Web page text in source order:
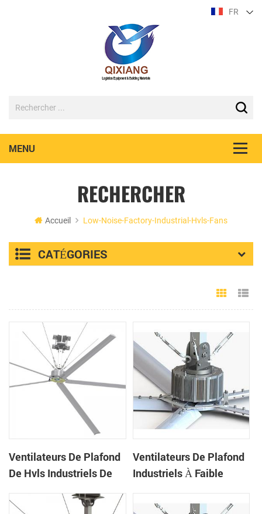
FR
RECHERCHER
Accueil Low-Noise-Factory-Industrial-Hvls-Fans
CATÉGORIES
Grid
Ventilateurs De Plafond
De Hvls Industriels De
Bonne Qualité De 24ft
Ventilateurs De Plafond
Industriels À Faible
5 Pales, 17 Pi